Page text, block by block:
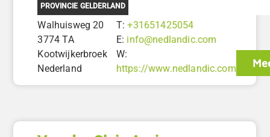
PROVINCIE GELDERLAND
Walhuisweg 20
3774 TA
Kootwijkerbroek
Nederland
T:+31651425054
E: info@nedlandic.com
W:
https://www.nedlandic.com